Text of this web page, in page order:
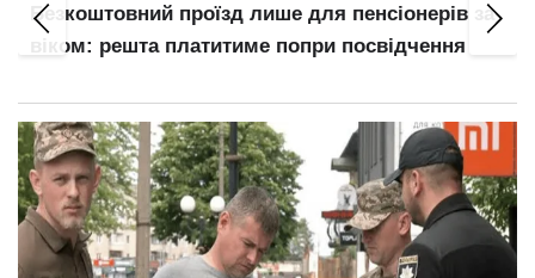
Безкоштовний проїзд лише для пенсіонерів за
віком: решта платитиме попри посвідчення